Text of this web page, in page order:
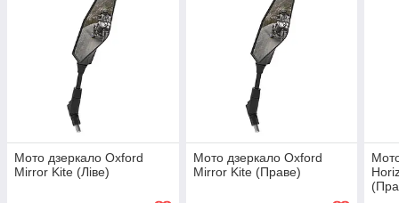
Мото дзеркало Oxford
Mirror Kite (Ліве)
Мото дзеркало Oxford
Mirror Kite (Праве)